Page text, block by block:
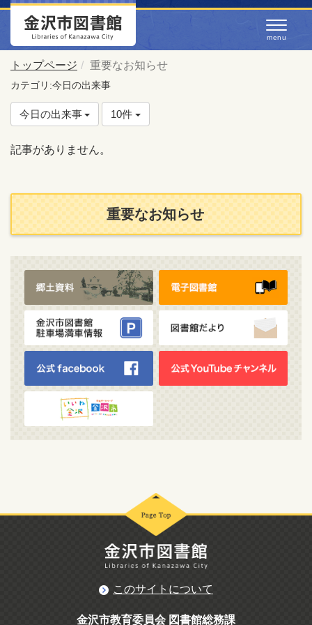
トップページ 重要なお知らせ
カテゴリ:今日の出来事
今日の出来事 10件
記事がありません。
重要なお知らせ
このサイトについて
金沢市教育委員会 図書館総務課